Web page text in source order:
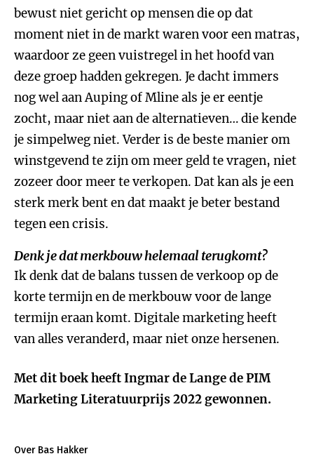
bewust niet gericht op mensen die op dat
moment niet in de markt waren voor een matras,
waardoor ze geen vuistregel in het hoofd van
deze groep hadden gekregen. Je dacht immers
nog wel aan Auping of Mline als je er eentje
zocht, maar niet aan de alternatieven… die kende
je simpelweg niet. Verder is de beste manier om
winstgevend te zijn om meer geld te vragen, niet
zozeer door meer te verkopen. Dat kan als je een
sterk merk bent en dat maakt je beter bestand
tegen een crisis.
Denk je dat merkbouw helemaal terugkomt?
Ik denk dat de balans tussen de verkoop op de
korte termijn en de merkbouw voor de lange
termijn eraan komt. Digitale marketing heeft
van alles veranderd, maar niet onze hersenen.
Met dit boek heeft Ingmar de Lange de PIM
Marketing Literatuurprijs 2022 gewonnen.
Over Bas Hakker